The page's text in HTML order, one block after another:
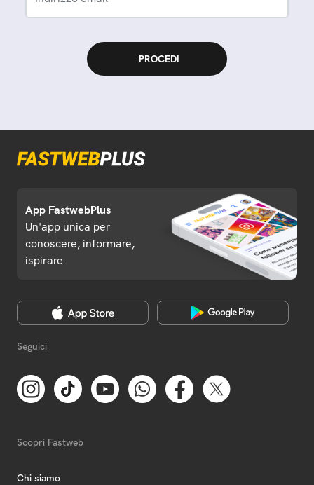
App FastwebPlus
Un'app unica per
conoscere, informare,
ispirare
Seguici
Scopri Fastweb
Chi siamo